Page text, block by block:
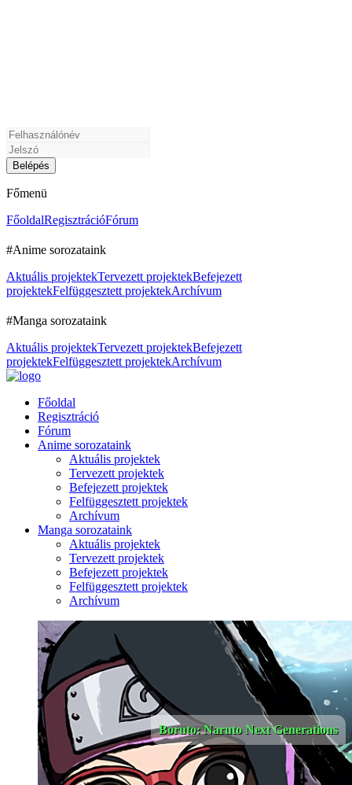
Főmenü
FőoldalRegisztrációFórum
#Anime sorozataink
Aktuális projektekTervezett projektekBefejezett
projektekFelfüggesztett projektekArchívum
#Manga sorozataink
Aktuális projektekTervezett projektekBefejezett
projektekFelfüggesztett projektekArchívum
Főoldal
Regisztráció
Fórum
Anime sorozataink
Aktuális projektek
Tervezett projektek
Befejezett projektek
Felfüggesztett projektek
Archívum
Manga sorozataink
Aktuális projektek
Tervezett projektek
Befejezett projektek
Felfüggesztett projektek
Archívum
Boruto: Naruto Next Generations